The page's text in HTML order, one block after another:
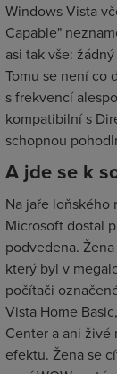
Windows Vista
Capable"
asi tak vše:
Tomu se není co
s frekvencí
kompatibilní s
schopnou
A jde se k
Na jaře loňského
Microsoft dostal
podvedena.
který byl v
počítači
Vista Home
Center a ani
efektu. Žena se